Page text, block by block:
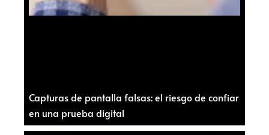
Capturas de pantalla falsas: el riesgo de confiar
en una prueba digital